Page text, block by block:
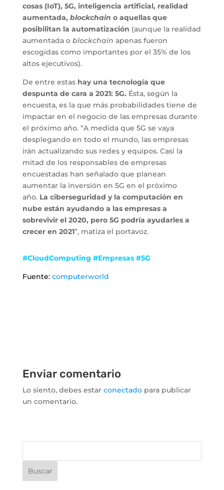
cosas (IoT), 5G, inteligencia artificial, realidad
aumentada, blockchain o aquellas que
posibilitan la automatización (aunque la realidad
aumentada o blockchain apenas fueron
escogidas como importantes por el 35% de los
altos ejecutivos).
De entre estas hay una tecnología que
despunta de cara a 2021: 5G. Ésta, según la
encuesta, es la que más probabilidades tiene de
impactar en el negocio de las empresas durante
el próximo año. “A medida que 5G se vaya
desplegando en todo el mundo, las empresas
irán actualizando sus redes y equipos. Casi la
mitad de los responsables de empresas
encuestadas han señalado que planean
aumentar la inversión en 5G en el próximo
año. La ciberseguridad y la computación en
nube están ayudando a las empresas a
sobrevivir el 2020, pero 5G podría ayudarles a
crecer en 2021”, matiza el portavoz.
#CloudComputing #Empresas #5G
Fuente: computerworld
Enviar comentario
Lo siento, debes estar conectadopara publicar
un comentario.